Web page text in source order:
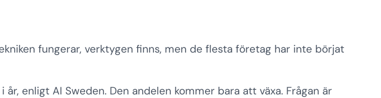
fungerar, verktygen finns, men de flesta företag har inte börjat
enligt AI Sweden. Den andelen kommer bara att växa. Frågan är